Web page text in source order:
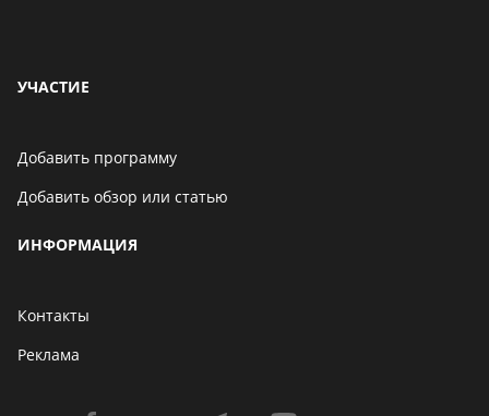
УЧАСТИЕ
Добавить программу
Добавить обзор или статью
ИНФОРМАЦИЯ
Контакты
Реклама